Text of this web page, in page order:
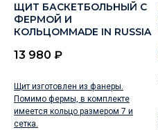
ЩИТ БАСКЕТБОЛЬНЫЙ С
ФЕРМОЙ И
КОЛЬЦОМMADE IN RUSSIA
13 980 ₽
Щит изготовлен из фанеры.
Помимо фермы, в комплекте
имеется кольцо размером 7 и
сетка.